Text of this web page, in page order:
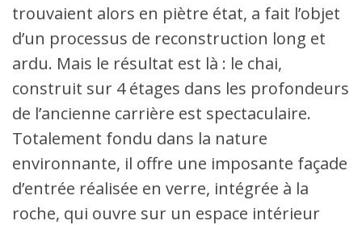
trouvaient alors en piètre état, a fait l’objet
d’un processus de reconstruction long et
ardu. Mais le résultat est là : le chai,
construit sur 4 étages dans les profondeurs
de l’ancienne carrière est spectaculaire.
Totalement fondu dans la nature
environnante, il offre une imposante façade
d’entrée réalisée en verre, intégrée à la
roche, qui ouvre sur un espace intérieur